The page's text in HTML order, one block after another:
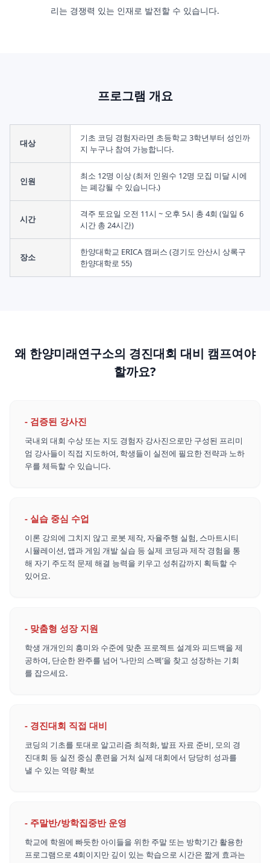
리는 경쟁력 있는 인재로 발전할 수 있습니다.
프로그램 개요
대상
기초 코딩 경험자라면 초등학교 3학년부터 성인까
지 누구나 참여 가능합니다.
인원
최소 12명 이상 (최저 인원수 12명 모집 미달 시에
는 폐강될 수 있습니다.)
시간
격주 토요일 오전 11시 ~ 오후 5시 총 4회 (일일 6
시간 총 24시간)
장소
한양대학교 ERICA 캠퍼스 (경기도 안산시 상록구
한양대학로 55)
왜 한양미래연구소의 경진대회 대비 캠프여야
할까요?
- 검증된 강사진
국내외 대회 수상 또는 지도 경험자 강사진으로만 구성된 프리미
엄 강사들이 직접 지도하여, 학생들이 실전에 필요한 전략과 노하
우를 체득할 수 있습니다.
- 실습 중심 수업
이론 강의에 그치지 않고 로봇 제작, 자율주행 실험, 스마트시티
시뮬레이션, 앱과 게임 개발 실습 등 실제 코딩과 제작 경험을 통
해 자기 주도적 문제 해결 능력을 키우고 성취감까지 획득할 수
있어요.
- 맞춤형 성장 지원
학생 개개인의 흥미와 수준에 맞춘 프로젝트 설계와 피드백을 제
공하여, 단순한 완주를 넘어 ‘나만의 스펙’을 찾고 성장하는 기회
를 잡으세요.
- 경진대회 직접 대비
코딩의 기초를 토대로 알고리즘 최적화, 발표 자료 준비, 모의 경
진대회 등 실전 중심 훈련을 거쳐 실제 대회에서 당당히 성과를
낼 수 있는 역량 확보
- 주말반/방학집중반 운영
학교에 학원에 빠듯한 아이들을 위한 주말 또는 방학기간 활용한
프로그램으로 4회이지만 깊이 있는 학습으로 시간은 짧게 효과는